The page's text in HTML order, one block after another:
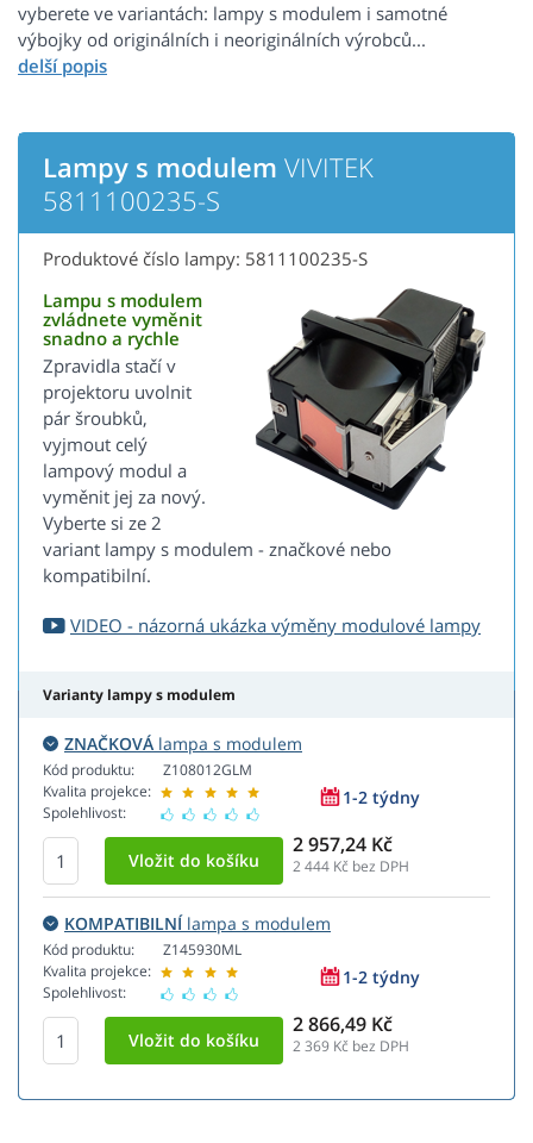
vyberete ve variantách: lampy s modulem i samotné
výbojky od originálních i neoriginálních výrobců...
Lampy s modulem VIVITEK
5811100235-S
Produktové číslo lampy: 5811100235-S
Lampu s modulem
zvládnete vyměnit
snadno a rychle
Zpravidla stačí v
projektoru uvolnit
pár šroubků,
vyjmout celý
lampový modul a
vyměnit jej za nový.
Vyberte si ze 2
variant lampy s modulem - značkové nebo
kompatibilní.
VIDEO - názorná ukázka výměny modulové lampy
Varianty lampy s modulem
ZNAČKOVÁ lampa s modulem
Kód produktu:
Kvalita projekce:
Spolehlivost:
Z108012GLM
1-2 týdny
2 957,24 Kč
2 444 Kč bez DPH
KOMPATIBILNÍlampa s modulem
Kód produktu:
Kvalita projekce:
Spolehlivost:
Z145930ML
1-2 týdny
2 866,49 Kč
2 369 Kč bez DPH